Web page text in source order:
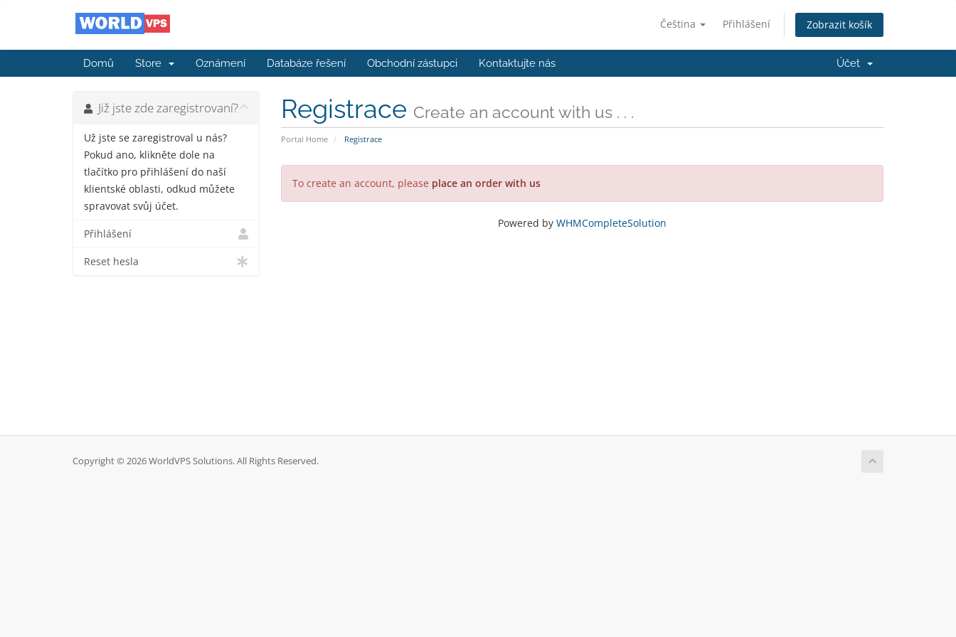
Čeština Přihlášení Zobrazit košík
Domů Store Oznámení Databáze řešení Obchodní zástupci Kontaktujte nás Účet
Registrace Create an account with us . . .
Portal Home Registrace
Již jste zde zaregistrovaní?
Už jste se zaregistroval u nás?
Pokud ano, klikněte dole na
tlačítko pro přihlášení do naší
klientské oblasti, odkud můžete
spravovat svůj účet.
Přihlášení
Reset hesla
To create an account, please place an order with us
Powered by WHMCompleteSolution
Copyright © 2026 WorldVPS Solutions. All Rights Reserved.